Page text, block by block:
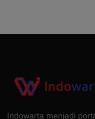
Indowarta menjadi